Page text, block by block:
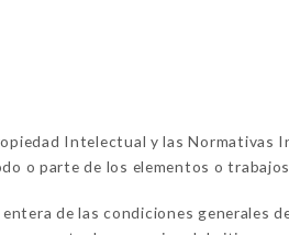
Intelectual y las Normativas
o parte de los elementos o
de las condiciones generales